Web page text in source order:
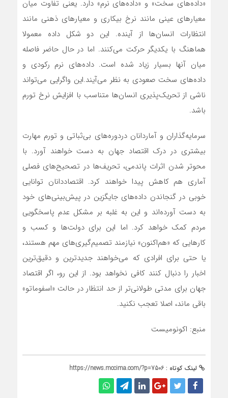
«داده‌های سخت» و «داده‌های نرم» دارد. یعنی تفاوت میان
معیارهای عینی مانند نرخ بیکاری و معیارهای ذهنی مانند
انتظارات انسان‌ها از آینده. این دو شکل داده معمولا
هماهنگ با یکدیگر حرکت می‌کنند. اما در حال حاضر فاصله
میان آنها بسیار زیاد شده است. داده‌های نرم رکودی و
داده‌های سخت صعودی به نظر می‌آیند.این واگرایی می‌تواند
ناشی از تحریک‌پذیری انسان‌ها متناسب با افزایش نرخ تورم
باشد.
سرمایه‌گذاران و آماردانان دردوره‌های بی‌ثباتی و تورم مهارت
بیشتری در درک اقتصاد جهان به دست خواهند آورد. با
محوتر شدن اثرات پاندمی، تحریف‌ها در تصحیح‌های فصلی
آماری هم کاهش پیدا خواهند کرد. اقتصاددانان توانایی
خوبی در گنجاندن داده‌های جایگزین در پیش‌بینی‌های خود
به دست آورده‌اند و این به غلبه بر مشکل عدم پاسخگویی
مردم کمک خواهد کرد. اما این برای دولت‌ها و کسب و
کارهایی که «هم‌اکنون» نیازمند تصمیم‌گیری‌های مهم هستند،
یا حتی برای افرادی که می‌خواهند جدیدترین و دقیق‌ترین
اخبار را دنبال کنند کافی نخواهد بود. از این رو، اگر اقتصاد
جهان برای مدتی طولانی‌تر از حد انتظار در حالت «اسفوماتو»
باقی ماند، اصلا تعجب نکنید.
منبع: اکونومیست
لینک کوتاه : https://news.mccima.com/?p=7506